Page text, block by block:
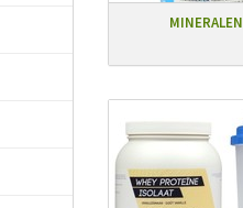
MINERALEN